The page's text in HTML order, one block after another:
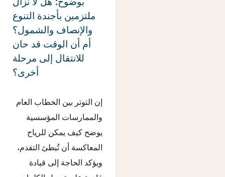
ملتزمين بأجندة التنوع
والإنصاف والشمول؟
أم أن الوقت قد حان
للانتقال إلى مرحلة
أخرى؟
إن التوتر بين الخطاب العام
والممارسات المؤسسية
يوضح كيف يمكن للرياح
المعاكسة أن تُبطئ التقدم،
ويؤكد الحاجة إلى قيادة